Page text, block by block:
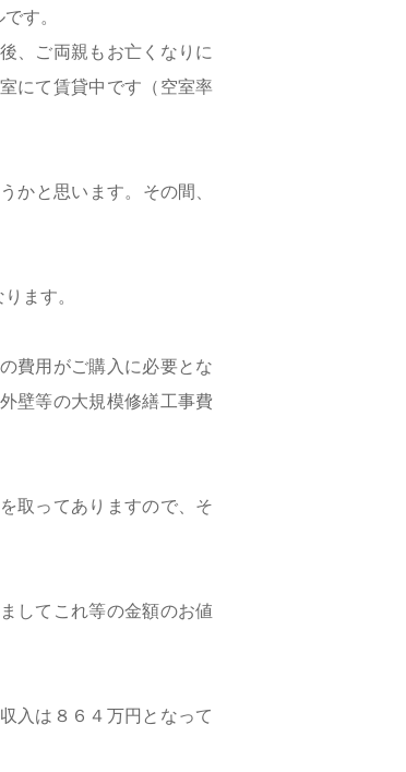
す。
、ご両親もお亡くなりに
にて賃貸中です（空室率
かと思います。その間、
ます。
費用がご購入に必要とな
壁等の大規模修繕工事費
取ってありますので、そ
してこれ等の金額のお値
入は８６４万円となって